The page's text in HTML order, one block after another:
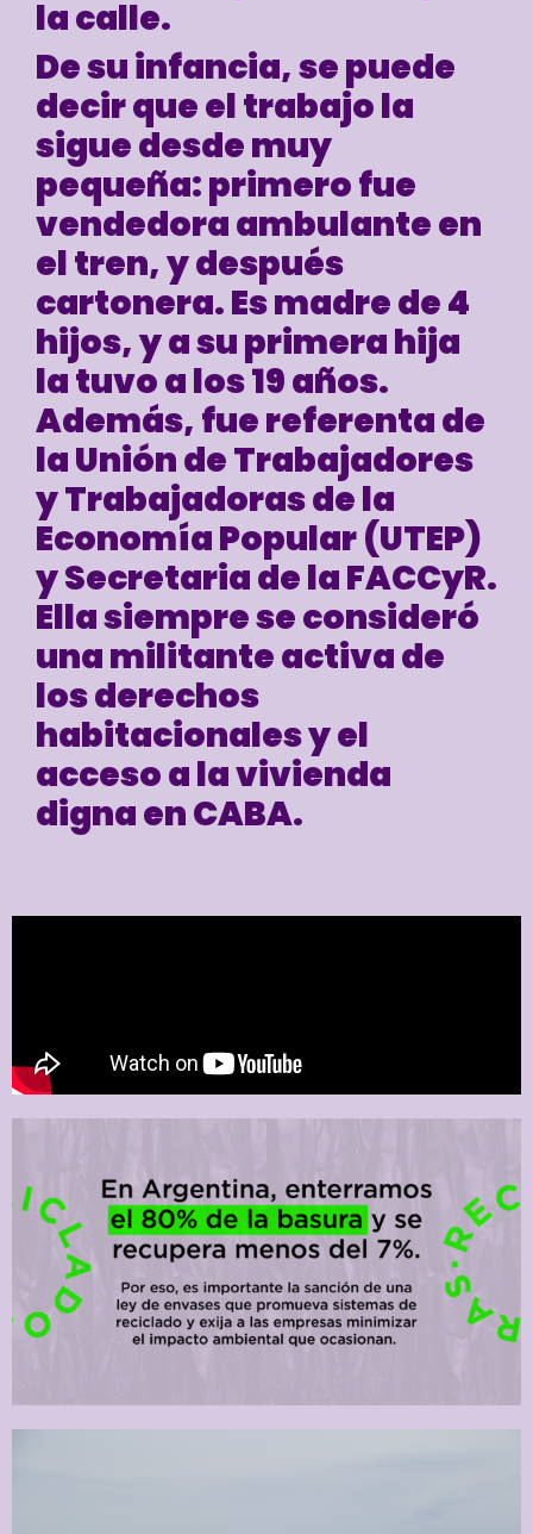
la calle.
De su infancia, se puede
decir que el trabajo la
sigue desde muy
pequeña: primero fue
vendedora ambulante en
el tren, y después
cartonera. Es madre de 4
hijos, y a su primera hija
la tuvo a los 19 años.
Además, fue referenta de
la Unión de Trabajadores
y Trabajadoras de la
Economía Popular (UTEP)
y Secretaria de la FACCyR.
Ella siempre se consideró
una militante activa de
los derechos
habitacionales y el
acceso a la vivienda
digna en CABA.